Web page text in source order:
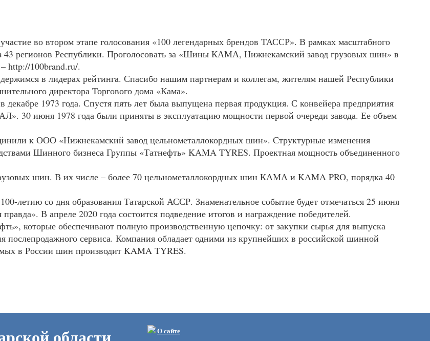
во втором этапе голосования «100 легендарных брендов ТАССР». В рамках масштабного
43 регионов Республики. Проголосовать за «Шины КАМА, Нижнекамский завод грузовых шин» в
http://100brand.ru/.
в лидерах рейтинга. Спасибо нашим партнерам и коллегам, жителям нашей Республики
директора Торгового дома «Кама».
декабре 1973 года. Спустя пять лет была выпущена первая продукция. С конвейера предприятия
30 июня 1978 года были приняты в эксплуатацию мощности первой очереди завода. Ее объем
к ООО «Нижнекамский завод цельнометаллокордных шин». Структурные изменения
Шинного бизнеса Группы «Татнефть» KAMA TYRES. Проектная мощность объединенного
шин. В их числе – более 70 цельнометаллокордных шин КАМА и KAMA PRO, порядка 40
летию со дня образования Татарской АССР. Знаменательное событие будет отмечаться 25 июня
В апреле 2020 года состоится подведение итогов и награждение победителей.
которые обеспечивают полную производственную цепочку: от закупки сырья для выпуска
сервиса. Компания обладает одними из крупнейших в российской шинной
в России шин производит KAMA TYRES.
О сайте